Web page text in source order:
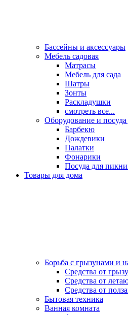
Бассейны и аксессуары
Мебель садовая
Матрасы
Мебель для сада
Шатры
Зонты
Раскладушки
смотреть все...
Оборудование и
Барбекю
Дождевики
Палатки
Фонарики
Посуда для
Товары для дома
Борьба с грызунами и
Средства от
Средства от
Средства от
Бытовая техника
Ванная комната